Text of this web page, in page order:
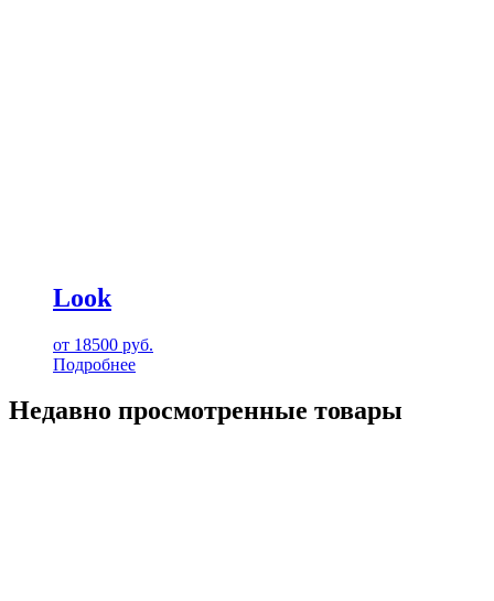
Look
от 18500 руб.
Подробнее
Недавно просмотренные товары